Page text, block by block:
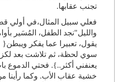
تجنب عقابها.
فعلي سبيل المثال،في أولي
والليل"نجد الطفل، المُسَير
يقول، تعبيرا عما يفكر
سوي لحظة، ثم تلاشت بعد
يعنفني أكثر..}. فحتي الدموع
خشية عقاب الأب. وكما